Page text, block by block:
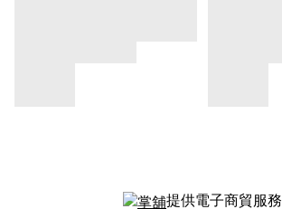
提供電子商貿服務